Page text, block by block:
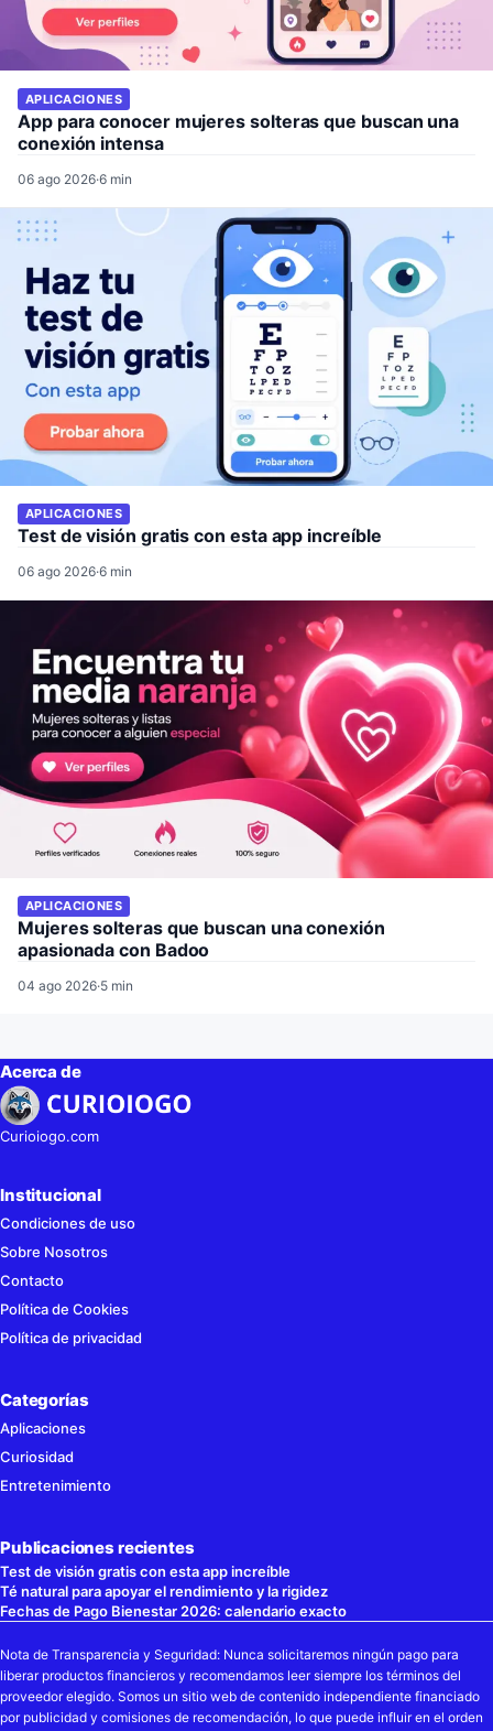
APLICACIONES
App para conocer mujeres solteras que buscan una
conexión intensa
06 ago 2026·6 min
APLICACIONES
Test de visión gratis con esta app increíble
06 ago 2026·6 min
APLICACIONES
Mujeres solteras que buscan una conexión
apasionada con Badoo
04 ago 2026·5 min
Acerca de
Curioiogo.com
Institucional
Condiciones de uso
Sobre Nosotros
Contacto
Política de Cookies
Política de privacidad
Categorías
Aplicaciones
Curiosidad
Entretenimiento
Publicaciones recientes
Test de visión gratis con esta app increíble
Té natural para apoyar el rendimiento y la rigidez
Fechas de Pago Bienestar 2026: calendario exacto
Nota de Transparencia y Seguridad: Nunca solicitaremos ningún pago para
liberar productos financieros y recomendamos leer siempre los términos del
proveedor elegido. Somos un sitio web de contenido independiente financiado
por publicidad y comisiones de recomendación, lo que puede influir en el orden